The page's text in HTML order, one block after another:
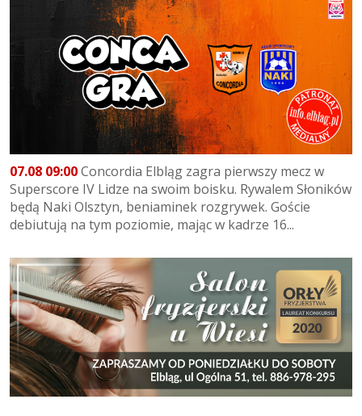
07.08 09:00Concordia Elbląg zagra pierwszy mecz w
Superscore IV Lidze na swoim boisku. Rywalem Słoników
będą Naki Olsztyn, beniaminek rozgrywek. Goście
debiutują na tym poziomie, mając w kadrze 16...